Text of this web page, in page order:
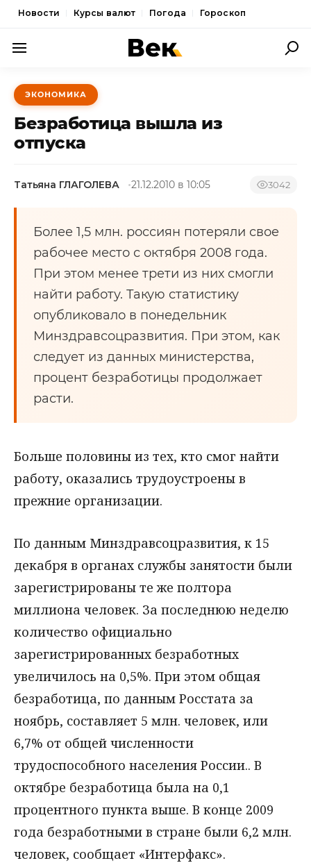
Новости Курсы валют Погода Гороскоп
ПОЛИТИКА
ЭКОНОМИКА
ОБЩЕСТВО
КУЛЬТУРА
ЭКОНОМИКА
Безработица вышла из
отпуска
Татьяна ГЛАГОЛЕВА 21.12.2010 в 10:05 3042
Более 1,5 млн. россиян потеряли свое
рабочее место с октября 2008 года.
При этом менее трети из них смогли
найти работу. Такую статистику
опубликовало в понедельник
Минздравсоцразвития. При этом, как
следует из данных министерства,
процент безработицы продолжает
расти.
Больше половины из тех, кто смог найти
работу, оказались трудоустроены в
прежние организации.
По данным Минздравсоцразвития, к 15
декабря в органах службы занятости были
зарегистрированы те же полтора
миллиона человек. За последнюю неделю
количество официально
зарегистрированных безработных
увеличилось на 0,5%. При этом общая
безработица, по данным Росстата за
ноябрь, составляет 5 млн. человек, или
6,7% от общей численности
трудоспособного населения России.. В
октябре безработица была на 0,1
процентного пункта выше. В конце 2009
года безработными в стране были 6,2 млн.
человек, сообщает «Интерфакс».